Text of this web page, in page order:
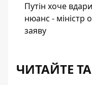
Путін хоче
нюанс - міністр
заяву
ЧИТАЙТЕ